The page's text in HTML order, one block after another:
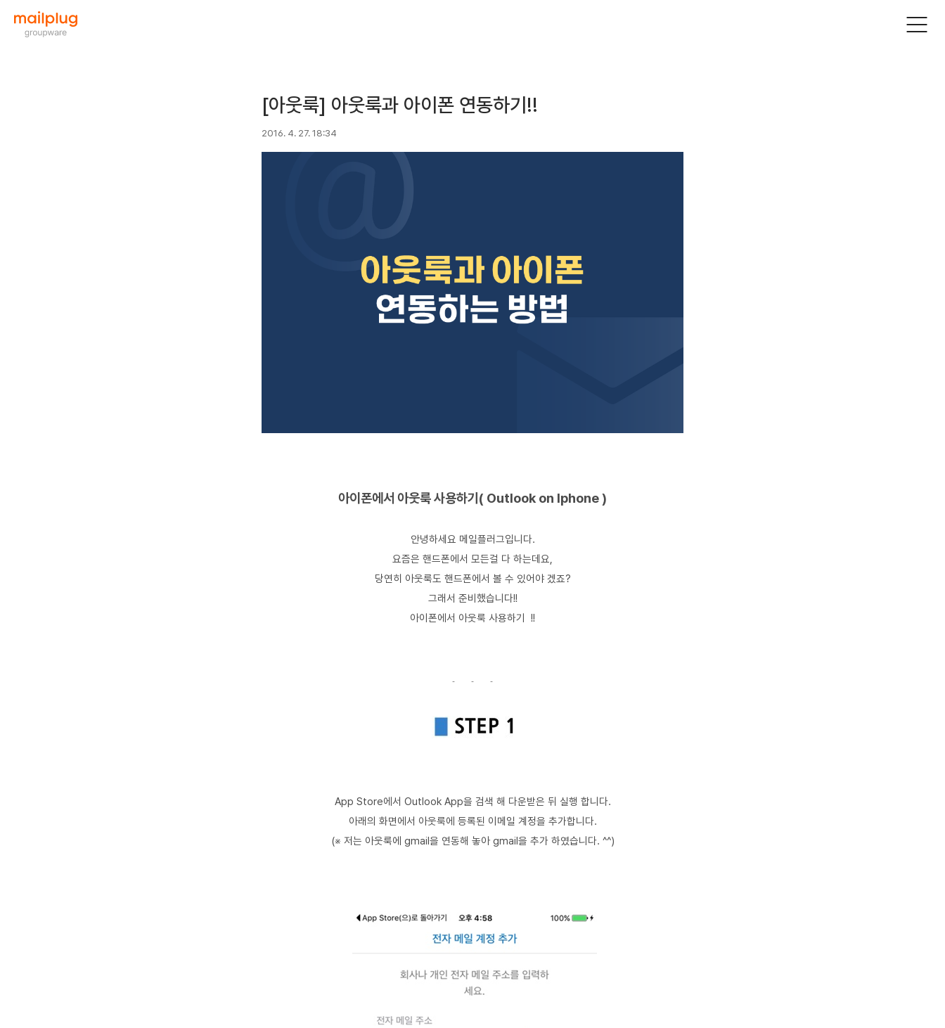
[아웃룩] 아웃룩과 아이폰 연동하기!!
2016. 4. 27. 18:34
아이폰에서 아웃룩 사용하기( Outlook on Iphone )
안녕하세요 메일플러그입니다.
요즘은 핸드폰에서 모든걸 다 하는데요,
당연히 아웃룩도 핸드폰에서 볼 수 있어야 겠죠?
그래서 준비했습니다!!
아이폰에서 아웃룩 사용하기 !!
App Store에서 Outlook App을 검색 해 다운받은 뒤 실행 합니다.
아래의 화면에서 아웃룩에 등록된 이메일 계정을 추가합니다.
(※ 저는 아웃룩에 gmail을 연동해 놓아 gmail을 추가 하였습니다. ^^)